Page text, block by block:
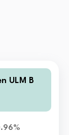
ULM B